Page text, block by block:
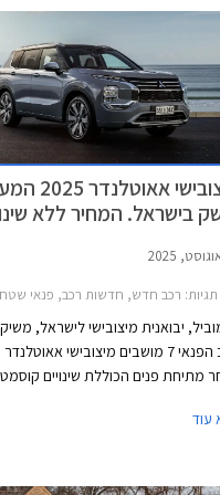
מיצובישי
בישראל. המחיר ללא
תגיות: רכב חדש, חדשות רכב, פנאי שטח, מיצובישי, מיצובישי
יבואנית מיצובישי לישראל,
מתיחת פנים הכוללת שינויים
עוד